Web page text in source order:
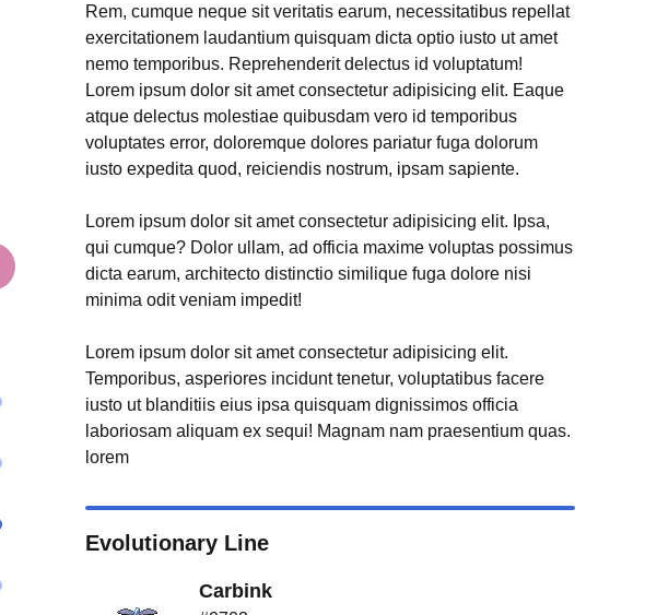
Rem, cumque neque sit veritatis earum, necessitatibus repellat
exercitationem laudantium quisquam dicta optio iusto ut amet
nemo temporibus. Reprehenderit delectus id voluptatum!
Lorem ipsum dolor sit amet consectetur adipisicing elit. Eaque
atque delectus molestiae quibusdam vero id temporibus
voluptates error, doloremque dolores pariatur fuga dolorum
iusto expedita quod, reiciendis nostrum, ipsam sapiente.
Lorem ipsum dolor sit amet consectetur adipisicing elit. Ipsa,
qui cumque? Dolor ullam, ad officia maxime voluptas possimus
dicta earum, architecto distinctio similique fuga dolore nisi
minima odit veniam impedit!
Lorem ipsum dolor sit amet consectetur adipisicing elit.
Temporibus, asperiores incidunt tenetur, voluptatibus facere
iusto ut blanditiis eius ipsa quisquam dignissimos officia
laboriosam aliquam ex sequi! Magnam nam praesentium quas.
lorem
Evolutionary Line
Carbink